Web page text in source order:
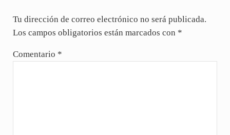
Tu dirección de correo electrónico no será publicada.
Los campos obligatorios están marcados con *
Comentario *